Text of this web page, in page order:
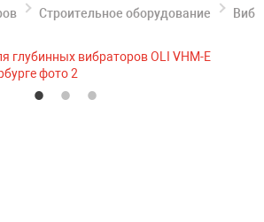
Строительное оборудование